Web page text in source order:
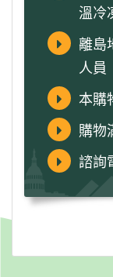
溫冷
離島
人員
本購
購物
諮詢